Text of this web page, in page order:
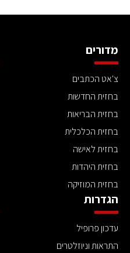
מדורים
צ'אט הכתבים
בחזית החדשות
בחזית הבריאות
בחזית הכלכלית
בחזית לאישה
בחזית היהדות
בחזית המוזיקה
הגדרות
עדכון פרופיל
התראות וניוזלטרים